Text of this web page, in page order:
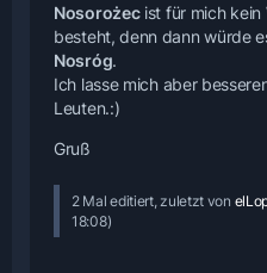
Nosorożecist für mich kein
besteht, denn dann würde
Nosróg.
Ich lasse mich aber
Leuten.:)
Gruß
2 Mal editiert, zuletzt von
18:08)